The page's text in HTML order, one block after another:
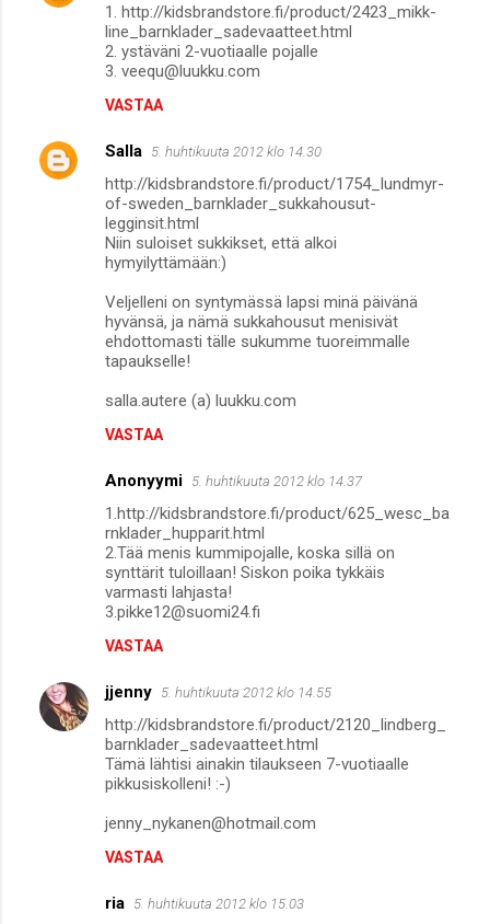
1. http://kidsbrandstore.fi/product/2423_mikk-
line_barnklader_sadevaatteet.html
2. ystäväni 2-vuotiaalle pojalle
3. veequ@luukku.com
VASTAA
Salla 5. huhtikuuta 2012 klo 14.30
http://kidsbrandstore.fi/product/1754_lundmyr-
of-sweden_barnklader_sukkahousut-
legginsit.html
Niin suloiset sukkikset, että alkoi
hymyilyttämään:)
Veljelleni on syntymässä lapsi minä päivänä
hyvänsä, ja nämä sukkahousut menisivät
ehdottomasti tälle sukumme tuoreimmalle
tapaukselle!
salla.autere (a) luukku.com
VASTAA
Anonyymi 5. huhtikuuta 2012 klo 14.37
1.http://kidsbrandstore.fi/product/625_wesc_ba
rnklader_hupparit.html
2.Tää menis kummipojalle, koska sillä on
synttärit tuloillaan! Siskon poika tykkäis
varmasti lahjasta!
3.pikke12@suomi24.fi
VASTAA
jjenny 5. huhtikuuta 2012 klo 14.55
http://kidsbrandstore.fi/product/2120_lindberg_
barnklader_sadevaatteet.html
Tämä lähtisi ainakin tilaukseen 7-vuotiaalle
pikkusiskolleni! :-)
jenny_nykanen@hotmail.com
VASTAA
ria 5. huhtikuuta 2012 klo 15.03